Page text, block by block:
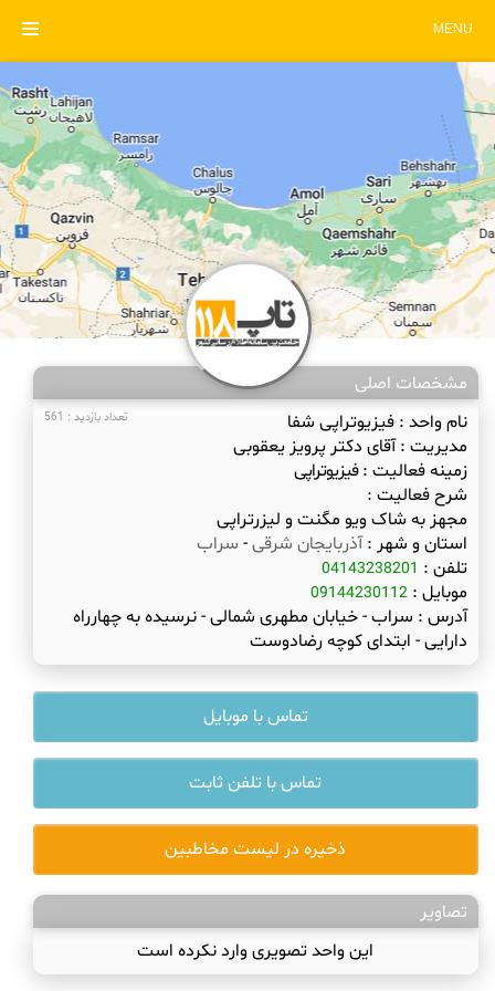
MENU
مشخصات اصلی
تعداد بازدید : 561 نام واحد :فیزیوتراپی شفا
مدیریت :آقای دکتر پرویز یعقوبی
زمینه فعالیت :فیزیوتراپی
شرح فعالیت :
مجهز به شاک ویو مگنت و لیزرتراپی
استان و شهر :آذربایجان شرقی- سراب
تلفن : 04143238201
موبایل :09144230112
آدرس : سراب - خیابان مطهری شمالی - نرسیده به چهارراه
دارایی - ابتدای کوچه رضادوست
تماس با موبایل
تماس با تلفن ثابت
ذخیره در لیست مخاطبین
تصاویر
این واحد تصویری وارد نکرده است